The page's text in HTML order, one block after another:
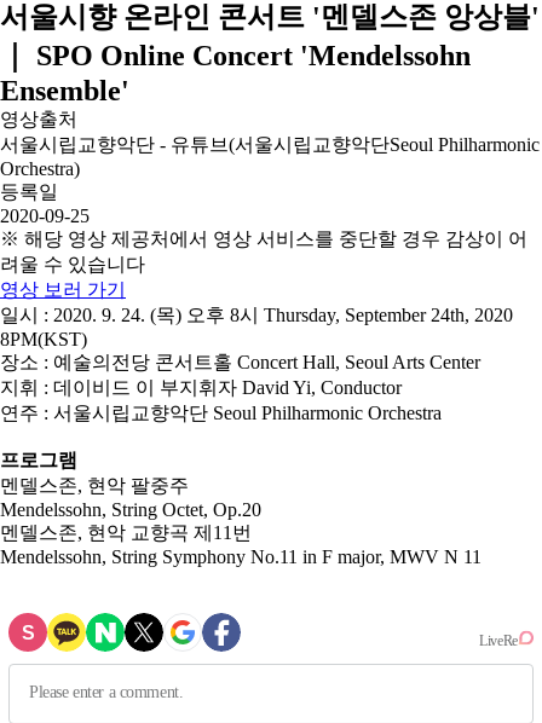
서울시향 온라인 콘서트 '멘델스존 앙상블'
｜ SPO Online Concert 'Mendelssohn
Ensemble'
영상출처
서울시립교향악단 - 유튜브(서울시립교향악단Seoul Philharmonic
Orchestra)
등록일
2020-09-25
※ 해당 영상 제공처에서 영상 서비스를 중단할 경우 감상이 어
려울 수 있습니다
영상 보러 가기
일시 : 2020. 9. 24. (목) 오후 8시 Thursday, September 24th, 2020
8PM(KST)
장소 : 예술의전당 콘서트홀 Concert Hall, Seoul Arts Center
지휘 : 데이비드 이 부지휘자 David Yi, Conductor
연주 : 서울시립교향악단 Seoul Philharmonic Orchestra
프로그램
멘델스존, 현악 팔중주
Mendelssohn, String Octet, Op.20
멘델스존, 현악 교향곡 제11번
Mendelssohn, String Symphony No.11 in F major, MWV N 11